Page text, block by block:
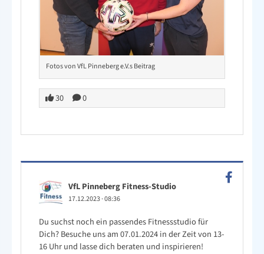
Fotos von VfL Pinneberg e.V.s Beitrag
30 0
VfL Pinneberg Fitness-Studio
17.12.2023·08:36
Du suchst noch ein passendes Fitnessstudio für
Dich? Besuche uns am 07.01.2024 in der Zeit von 13-
16 Uhr und lasse dich beraten und inspirieren!